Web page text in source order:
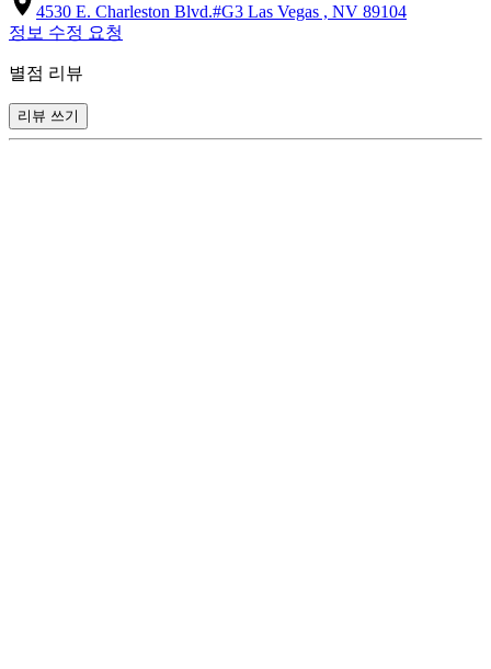
4530 E. Charleston Blvd.#G3 Las Vegas , NV 89104
정보 수정 요청
별점 리뷰
리뷰 쓰기